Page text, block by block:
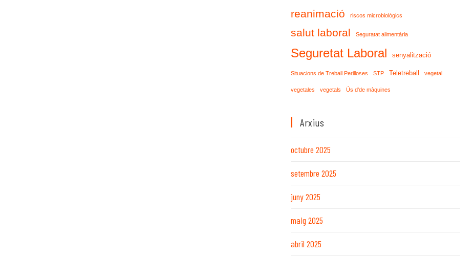
reanimació riscos microbiològics
salut laboral Seguratat alimentària
Seguretat Laboral senyalització
Situacions de Treball Perilloses STP Teletreball vegetal
vegetales vegetals Ús d'de màquines
Arxius
octubre 2025
setembre 2025
juny 2025
maig 2025
abril 2025